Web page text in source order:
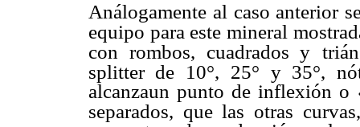
Análogamente al caso anterior
equipo para este mineral
con rombos, cuadrados y
splitter de 10°, 25° y 35°,
alcanzaun punto de inflexión o
separados, que las otras